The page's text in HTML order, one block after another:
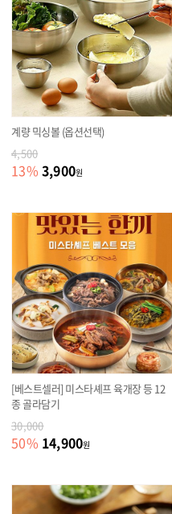
계량 믹싱볼 (옵션선택)
4,500
13% 3,900원
[베스트셀러] 미스타셰프 육개장 등 12
종 골라담기
30,000
50% 14,900원